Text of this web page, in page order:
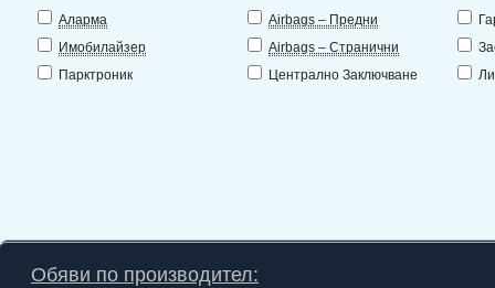
Аларма
Имобилайзер
Парктроник
Airbags – Предни
Airbags – Странични
Централно Заключване
Обяви по производител: